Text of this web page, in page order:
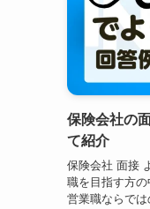
保険会社の
て紹介
保険会社 面接
職を目指す方
営業職ならで